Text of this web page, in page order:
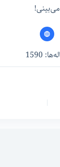
می‌بینی!
1590